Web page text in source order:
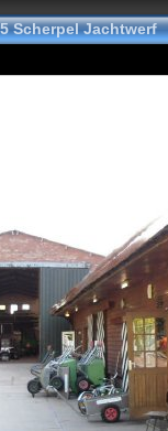
Scherpel Jachtwerf